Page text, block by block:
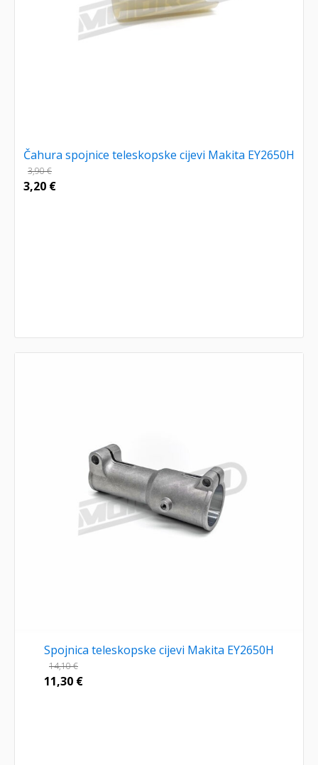
Čahura spojnice teleskopske cijevi Makita EY2650H
3,90€
3,20 €
Spojnica teleskopske cijevi Makita EY2650H
14,10€
11,30 €